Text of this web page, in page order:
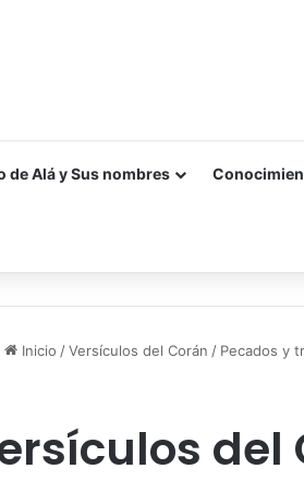
de Alá y Sus nombres
Inicio / Versículos del Corán / Pecados y
del